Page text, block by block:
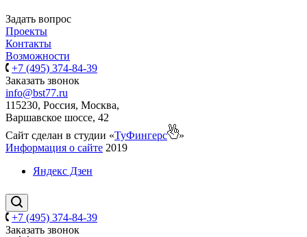
Задать вопрос
Проекты
Контакты
Возможности
+7 (495) 374-84-39
Заказать звонок
info@bst77.ru
115230, Россия, Москва,
Варшавское шоссе, 42
Сайт сделан в студии «ТуФингерс
»
Информация о сайте 2019
Яндекс Дзен
+7 (495) 374-84-39
Заказать звонок